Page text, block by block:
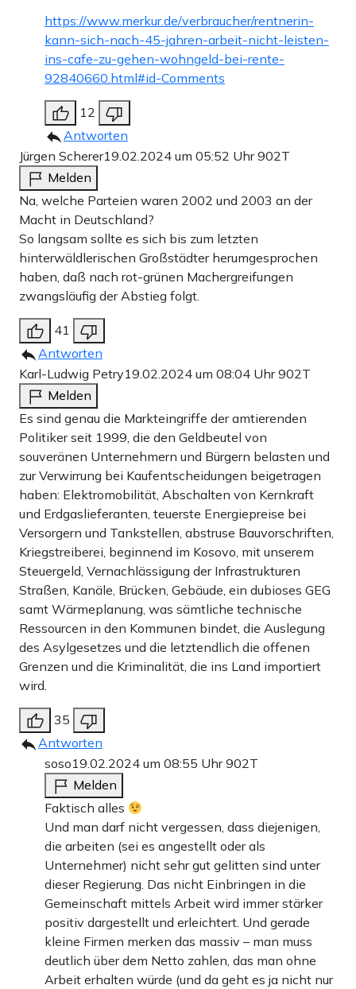
https://www.merkur.de/verbraucher/rentnerin-
kann-sich-nach-45-jahren-arbeit-nicht-leisten-
ins-cafe-zu-gehen-wohngeld-bei-rente-
92840660.html#id-Comments
12
Antworten
Jürgen Scherer19.02.2024 um 05:52 Uhr902T
Melden
Na, welche Parteien waren 2002 und 2003 an der
Macht in Deutschland?
So langsam sollte es sich bis zum letzten
hinterwäldlerischen Großstädter herumgesprochen
haben, daß nach rot-grünen Machergreifungen
zwangsläufig der Abstieg folgt.
41
Antworten
Karl-Ludwig Petry19.02.2024 um 08:04 Uhr902T
Melden
Es sind genau die Markteingriffe der amtierenden
Politiker seit 1999, die den Geldbeutel von
souveränen Unternehmern und Bürgern belasten und
zur Verwirrung bei Kaufentscheidungen beigetragen
haben: Elektromobilität, Abschalten von Kernkraft
und Erdgaslieferanten, teuerste Energiepreise bei
Versorgern und Tankstellen, abstruse Bauvorschriften,
Kriegstreiberei, beginnend im Kosovo, mit unserem
Steuergeld, Vernachlässigung der Infrastrukturen
Straßen, Kanäle, Brücken, Gebäude, ein dubioses GEG
samt Wärmeplanung, was sämtliche technische
Ressourcen in den Kommunen bindet, die Auslegung
des Asylgesetzes und die letztendlich die offenen
Grenzen und die Kriminalität, die ins Land importiert
wird.
35
Antworten
soso19.02.2024 um 08:55 Uhr902T
Melden
Faktisch alles
Und man darf nicht vergessen, dass diejenigen,
die arbeiten (sei es angestellt oder als
Unternehmer) nicht sehr gut gelitten sind unter
dieser Regierung. Das nicht Einbringen in die
Gemeinschaft mittels Arbeit wird immer stärker
positiv dargestellt und erleichtert. Und gerade
kleine Firmen merken das massiv – man muss
deutlich über dem Netto zahlen, das man ohne
Arbeit erhalten würde (und da geht es ja nicht nur